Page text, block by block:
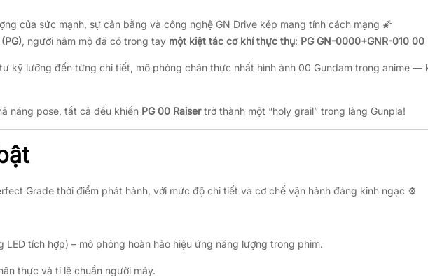
của sức mạnh, sự cân bằng và công nghệ GN Drive kép mang tính cách mạng 🌠
, người hâm mộ đã có trong tay một kiệt tác cơ khí thực thụ: PG GN-0000+GNR-010 00
kỹ lưỡng đến từng chi tiết, mô phỏng chân thực nhất hình ảnh 00 Gundam trong anime —
năng pose, tất cả đều khiến PG 00 Raisertrở thành một “holy grail” trong làng Gunpla!
Grade thời điểm phát hành, với mức độ chi tiết và cơ chế vận hành đáng kinh ngạc ⚙️
LED tích hợp) – mô phỏng hoàn hảo hiệu ứng năng lượng trong phim.
thực và tỉ lệ chuẩn người máy.